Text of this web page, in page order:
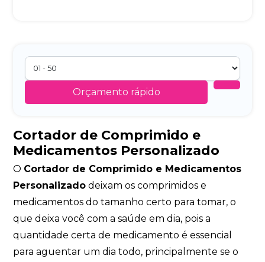
Orçamento rápido
Cortador de Comprimido e
Medicamentos Personalizado
O Cortador de Comprimido e Medicamentos
Personalizado deixam os comprimidos e
medicamentos do tamanho certo para tomar, o
que deixa você com a saúde em dia, pois a
quantidade certa de medicamento é essencial
para aguentar um dia todo, principalmente se o